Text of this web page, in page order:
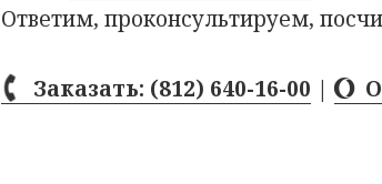
Ответим, проконсультируем,
Заказать: (812) 640-16-00 | О